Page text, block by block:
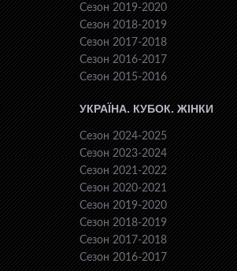
Сезон 2019-2020
Сезон 2018-2019
Сезон 2017-2018
Сезон 2016-2017
Сезон 2015-2016
УКРАЇНА. КУБОК. ЖІНКИ
Сезон 2024-2025
Сезон 2023-2024
Сезон 2021-2022
Сезон 2020-2021
Сезон 2019-2020
Сезон 2018-2019
Сезон 2017-2018
Сезон 2016-2017